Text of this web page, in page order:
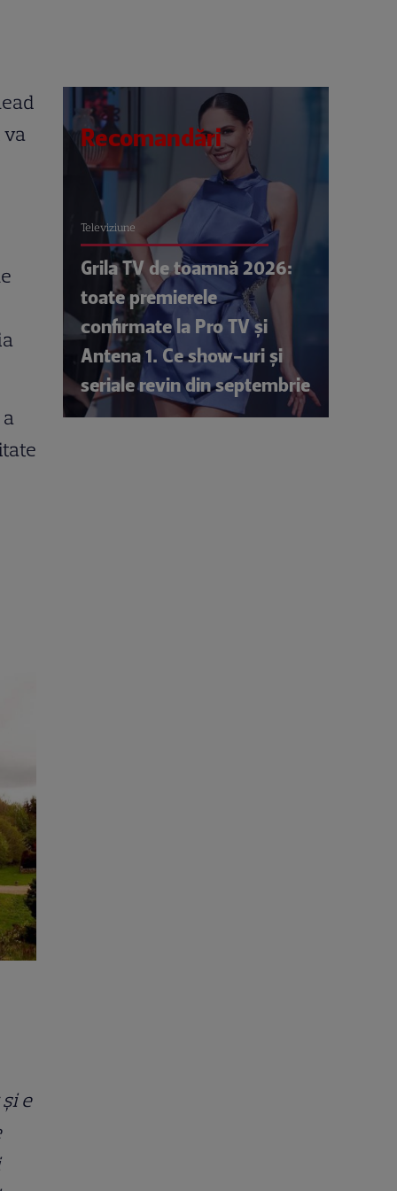
va
e
Recomandări
Televiziune
Grila TV de toamnă 2026:
toate premierele
confirmate la Pro TV și
Antena 1. Ce show-uri și
seriale revin din septembrie